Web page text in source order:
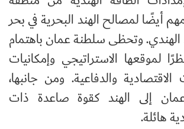
أيضًا لمصالح الهند البحرية في بحر
وتحظى سلطنة عمان باهتمام
لموقعها الاستراتيجي وإمكانيات
والدفاعية. ومن جانبها،
إلى الهند كقوة صاعدة ذات
هائلة.